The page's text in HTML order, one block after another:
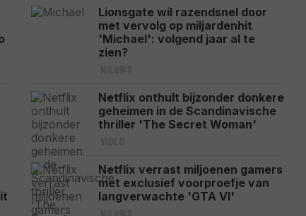
Lionsgate wil razendsnel door
met vervolg op miljardenhit
'Michael': volgend jaar al te
zien?
Netflix onthult bijzonder donkere
geheimen in de Scandinavische
thriller 'The Secret Woman'
Netflix verrast miljoenen gamers
met exclusief voorproefje van
langverwachte 'GTA VI'